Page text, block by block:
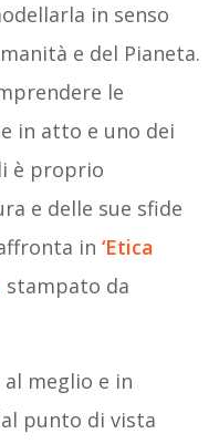
in senso
e del Pianeta.
le
in atto e uno dei
è proprio
e delle sue sfide
in ‘Etica
stampato da
meglio e in
punto di vista